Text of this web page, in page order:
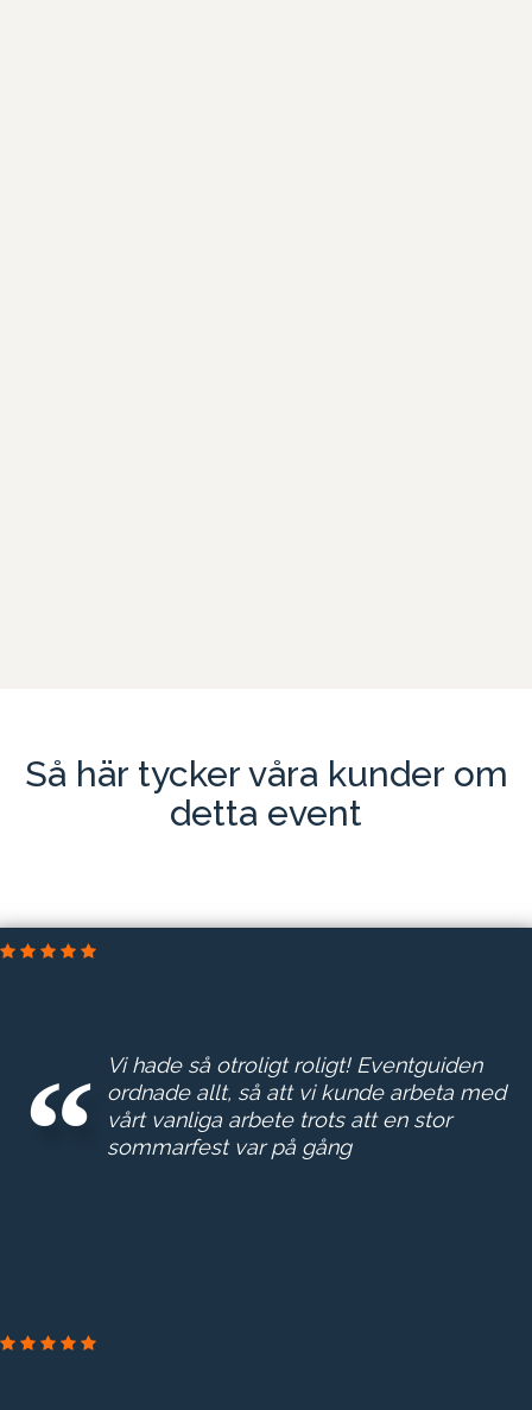
Så här tycker våra kunder om
detta event
Vi hade så otroligt roligt! Eventguiden
ordnade allt, så att vi kunde arbeta med
vårt vanliga arbete trots att en stor
sommarfest var på gång